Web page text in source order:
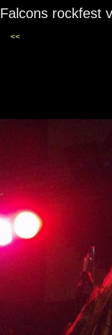
Falcons rockfest
<<